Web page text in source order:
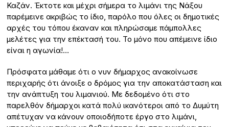
Καζάν. Έκτοτε και μέχρι σήμερα το λιμάνι της Νάξου
παρέμεινε ακριβώς το ίδιο, παρόλο που όλες οι δημοτικές
αρχές του τόπου έκαναν και πληρώσαμε πάμπολλες
μελέτες για την επέκτασή του. Το μόνο που απέμεινε ίδιο
είναι η αγωνία!…
Πρόσφατα μάθαμε ότι ο νυν δήμαρχος ανακοίνωσε
περιχαρής ότι άνοιξε ο δρόμος για την αποκατάσταση και
την ανάπτυξη του λιμανιού. Με δεδομένο ότι στο
παρελθόν δήμαρχοι κατά πολύ ικανότεροι από το Δυμύτη
απέτυχαν να κάνουν οποιοδήποτε έργο στο λιμάνι,